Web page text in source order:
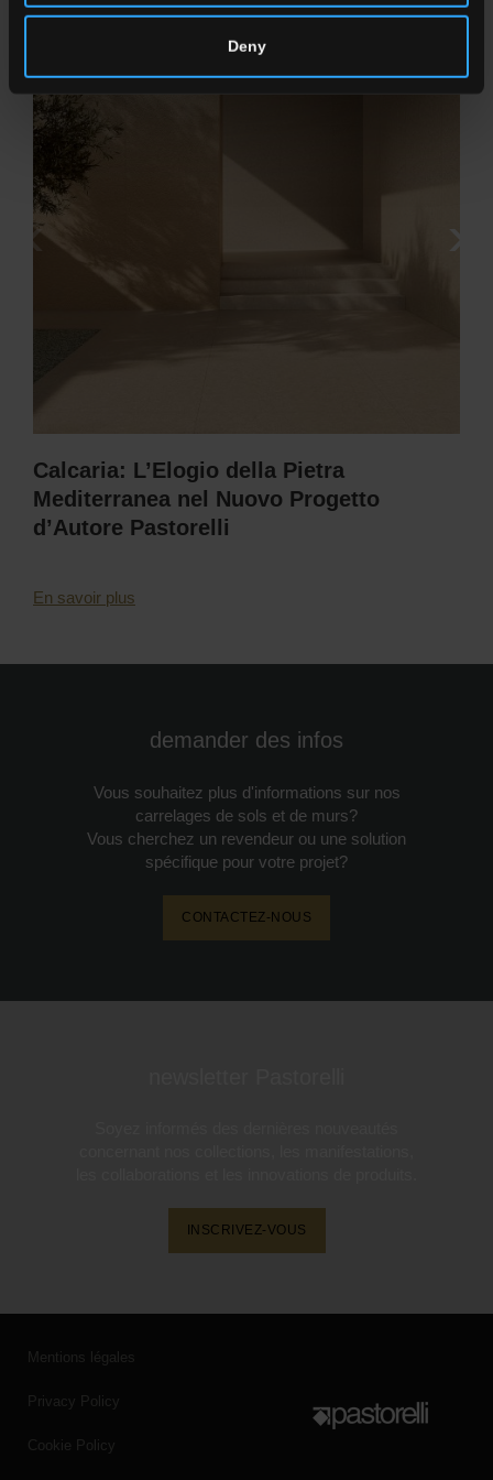
Deny
Calcaria: L’Elogio della Pietra
Mediterranea nel Nuovo Progetto
d’Autore Pastorelli
En savoir plus
demander des infos
Vous souhaitez plus d'informations sur nos
carrelages de sols et de murs?
Vous cherchez un revendeur ou une solution
spécifique pour votre projet?
CONTACTEZ-NOUS
INSCRIVEZ-VOUS
Mentions légales
Privacy Policy
Cookie Policy